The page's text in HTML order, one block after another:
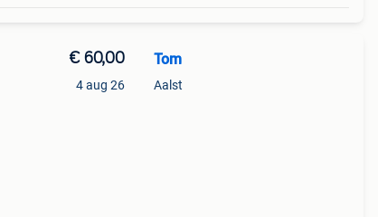
€ 60,00
4 aug 26
Tom
Aalst